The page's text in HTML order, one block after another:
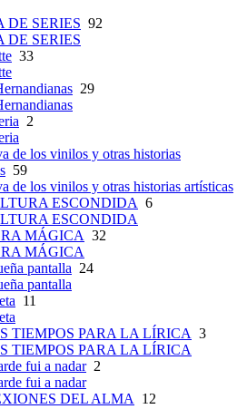
DE SERIES 92
DE SERIES
33
29
2
de los vinilos y otras historias
59
de los vinilos y otras historias artísticas
ESCONDIDA 6
ESCONDIDA
MÁGICA 32
MÁGICA
pantalla 24
pantalla
11
TIEMPOS PARA LA LÍRICA 3
TIEMPOS PARA LA LÍRICA
fui a nadar2
fui a nadar
DEL ALMA
12